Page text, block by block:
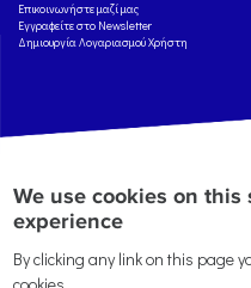
Eπικοινωνήστε μαζί μας
Εγγραφείτε στο Newsletter
Δημιουργία Λογαριασμού Χρήστη
We use cookies on
experience
By clicking any link on this page